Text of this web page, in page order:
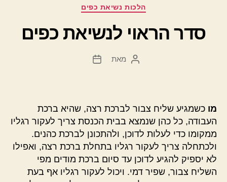
קטגוריות
הלכות נשיאת כפים
סדר הראוי לנשיאת כפים
המחבר
מאת
תאריך
מו כשמגיע שליח צבור לברכת רצה, שהיא ברכת
העבודה, כל כהן שנמצא בבית הכנסת צריך לעקור רגליו
ממקומו כדי לעלות לדוכן, ולהתכונן לברכת כהנים.
ולכתחלה צריך לעקור רגליו בתחלת ברכת רצה, ואפילו
לא יספיק להגיע לדוכן עד סיום ברכת מודים מפי
השליח צבור, שפיר דמי. ויכול לעקור רגליו אף בעת